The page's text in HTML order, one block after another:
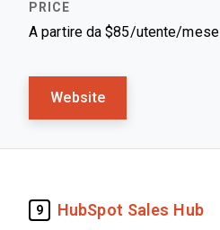
A partire da $85/utente/mese
Website
9 HubSpot Sales Hub